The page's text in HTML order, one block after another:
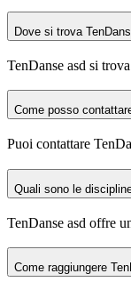
Dove si trova
TenDanse asd si
Come posso
Puoi contattare
Quali sono le
TenDanse asd offre
Come raggiungere